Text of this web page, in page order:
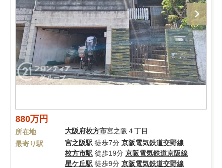
880万円
所在地 大阪府枚方市宮之阪４丁目
最寄り駅
宮之阪駅 徒歩7分 京阪電気鉄道交野線
枚方市駅 徒歩19分 京阪電気鉄道京阪線
星ケ丘駅 徒歩9分 京阪電気鉄道交野線